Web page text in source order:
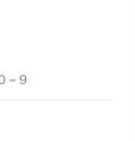
−９